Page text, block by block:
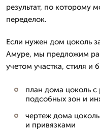
результат, по которому
переделок.
Если нужен дом цоколь
Амуре, мы предложим
учетом участка, стиля и
план дома цоколь
подсобных зон и
чертеж дома
и привязками